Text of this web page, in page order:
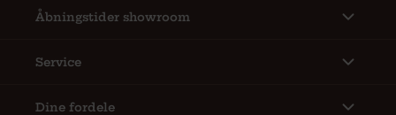
Åbningstider showroom
Service
Dine fordele